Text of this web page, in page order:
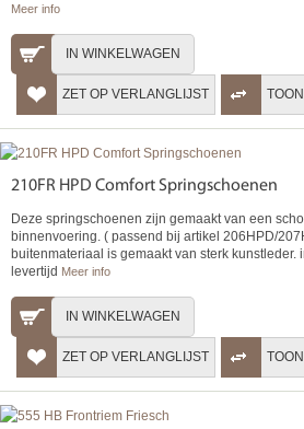
Meer info
IN WINKELWAGEN
ZET OP VERLANGLIJST
210FR HPD Comfort Springschoenen
Deze springschoenen zijn gemaakt van een
binnenvoering. ( passend bij artikel 206HPD/
buitenmateriaal is gemaakt van sterk
levertijd Meer info
IN WINKELWAGEN
ZET OP VERLANGLIJST